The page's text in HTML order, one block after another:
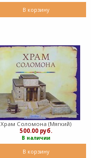
В корзину
Храм Соломона (Мягкий)
500.00 руб.
В наличии
В корзину